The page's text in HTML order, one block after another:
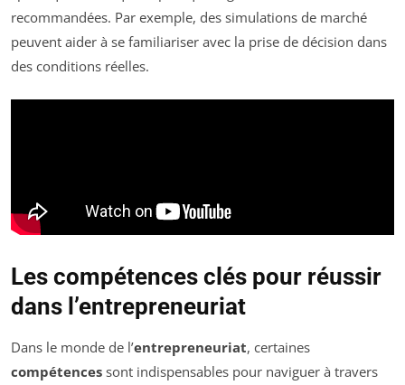
recommandées. Par exemple, des simulations de marché
peuvent aider à se familiariser avec la prise de décision dans
des conditions réelles.
Les compétences clés pour réussir
dans l’entrepreneuriat
Dans le monde de l’entrepreneuriat, certaines
compétences sont indispensables pour naviguer à travers